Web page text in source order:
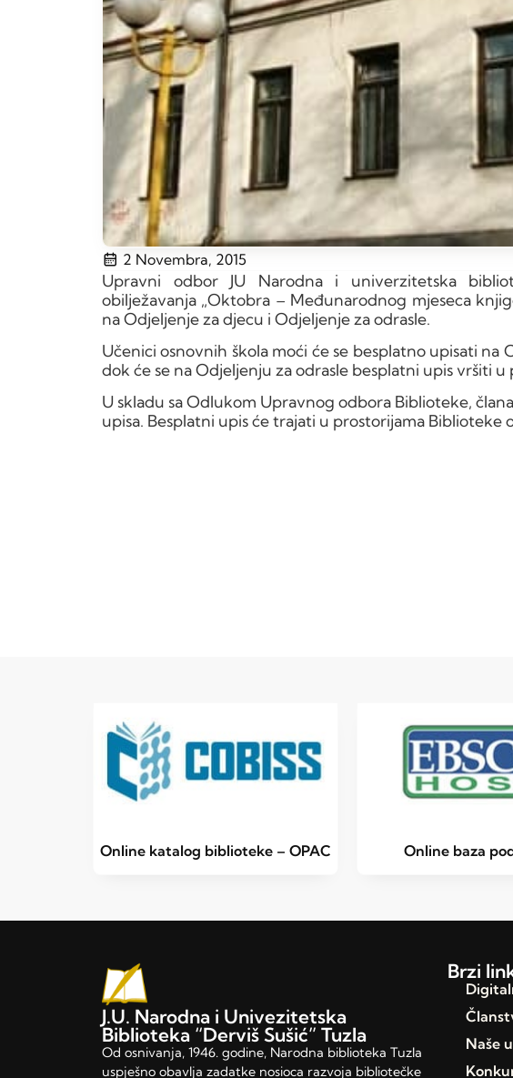
2 Novembra, 2015
Upravni odbor JU Narodna i univerzitetska
obilježavanja „Oktobra – Međunarodnog mjeseca
na Odjeljenje za djecu i Odjeljenje za odrasle.
Učenici osnovnih škola moći će se besplatno upisati
dok će se na Odjeljenju za odrasle besplatni upis vršiti
U skladu sa Odlukom Upravnog odbora Biblioteke,
upisa. Besplatni upis će trajati u prostorijama Biblioteke
Online katalog biblioteke – OPAC Online baza
J.U. Narodna i Univezitetska
Biblioteka “Derviš Sušić” Tuzla
Od osnivanja, 1946. godine, Narodna biblioteka Tuzla
uspješno obavlja zadatke nosioca razvoja bibliotečke
Brzi
Naše